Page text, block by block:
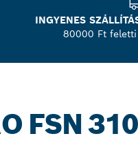
INGYENES
80000 Ft
FSN